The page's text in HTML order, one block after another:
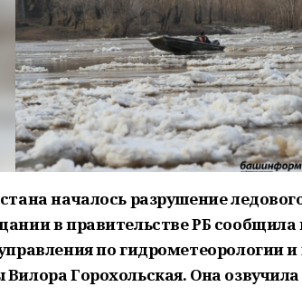
началось разрушение
в правительстве РБ сообщила
по гидрометеорологии
Горохольская. Она